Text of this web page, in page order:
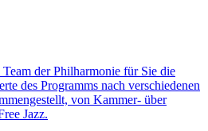
Team der Philharmonie für Sie die
des Programms nach verschiedenen
von Kammer- über
Jazz.